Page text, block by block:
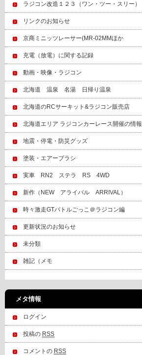
ラジコン改造１２３（ワン・ツー・スリー）
リンクのお知らせ
京商ミニッツレーサー(MR-02MMほか
充電（放電）に関する記録
動画・映像・ラジコン
北海道 温泉 名湯 日帰り温泉
北海道のRCサーキット&ラジコン販売店
北海道エリア ラジコンカーレース開催の情報
地震・停電・防災グッズ
塗装・エアーブラシ
実車 RN2 ステラ RS 4WD
新作（NEW アライバル ARRIVAL）
時々激走GTバトルごっこ＠ラジコン編
更新状況のお知らせ
未分類
雑記（メモ
メタ情報
ログイン
投稿の RSS
コメントの RSS